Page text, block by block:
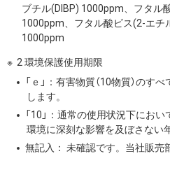
ブチル(DIBP) 1000ppm、フタル
1000ppm、フタル酸ビス(2-エチ
1000ppm
2 環境保護使用期限
「ｅ」：有害物質（10物質）のす
します。
「10」：通常の使用状況下にお
環境に深刻な影響を及ぼさない
無記入： 未確認です。当社販売